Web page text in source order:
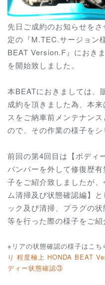
先日ご成約のお知らせを
定の『M.TEC.サージョン
BEAT Version.F』におき
を開始致しました。
本BEATにおきましては、
成約を頂きました為、本
スをご納車前メンテナン
ので、その作業の様子をシ
前回の第4回目は【ボディ
バンパーを外して修復歴
子をご紹介致しましたが
ム清掃及び状態確認編】
ック及び清掃、プラグの
等を行った際の様子をご紹
※リアの状態確認の様子はこ
り 程度極上 HONDA BEAT
ディー状態確認③